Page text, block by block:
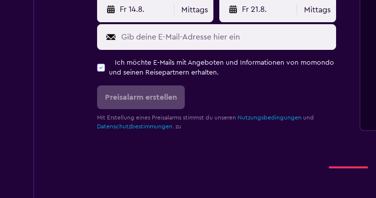
Fr 14.8. Mittags Fr 21.8. Mittags
Ich möchte E-Mails mit Angeboten und Informationen von momondo
und seinen Reisepartnern erhalten.
Preisalarm erstellen
Mit Erstellung eines Preisalarms stimmst du unseren Nutzungsbedingungen und
Datenschutzbestimmungen.zu